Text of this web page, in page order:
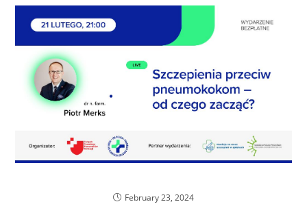
February 23, 2024